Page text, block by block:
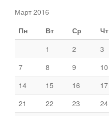
Март 2016
Пн
Вт Ср Чт
1
2 3
7
8 9 10
14
15 16 17
21
22 23 24